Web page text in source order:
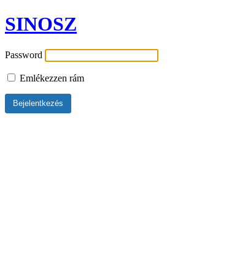
SINOSZ
Password
Emlékezzen rám